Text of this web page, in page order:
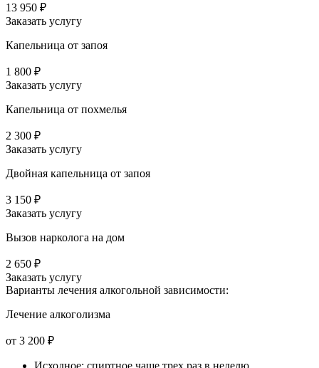
13 950 ₽
Заказать услугу
Капельница от запоя
1 800 ₽
Заказать услугу
Капельница от похмелья
2 300 ₽
Заказать услугу
Двойная капельница от запоя
3 150 ₽
Заказать услугу
Вызов нарколога на дом
2 650 ₽
Заказать услугу
Варианты лечения алкогольной зависимости:
Лечение алкоголизма
от 3 200 ₽
Исходное: спиртное чаще трех раз в неделю,